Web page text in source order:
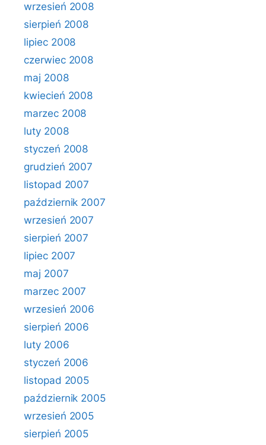
wrzesień 2008
sierpień 2008
lipiec 2008
czerwiec 2008
maj 2008
kwiecień 2008
marzec 2008
luty 2008
styczeń 2008
grudzień 2007
listopad 2007
październik 2007
wrzesień 2007
sierpień 2007
lipiec 2007
maj 2007
marzec 2007
wrzesień 2006
sierpień 2006
luty 2006
styczeń 2006
listopad 2005
październik 2005
wrzesień 2005
sierpień 2005